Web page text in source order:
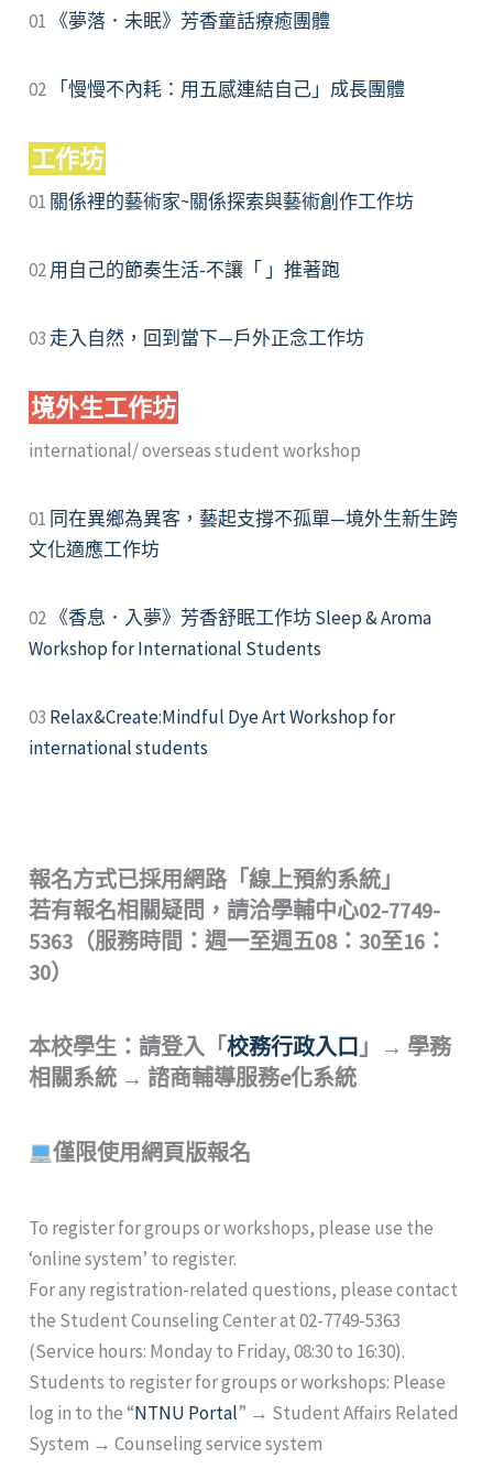
01 《夢落．未眠》芳香童話療癒團體
02 「慢慢不內耗：用五感連結自己」成長團體
工作坊
01 關係裡的藝術家~關係探索與藝術創作工作坊
02用自己的節奏生活-不讓「 」推著跑
03 走入自然，回到當下—戶外正念工作坊
境外生工作坊
international/ overseas student workshop
01 同在異鄉為異客，藝起支撐不孤單—境外生新生跨
文化適應工作坊
02 《香息．入夢》芳香舒眠工作坊 Sleep & Aroma
Workshop for International Students
03 Relax&Create:Mindful Dye Art Workshop for
international students
報名方式已採用網路「線上預約系統」
若有報名相關疑問，請洽學輔中心02-7749-
5363（服務時間：週一至週五08：30至16：
30）
本校學生：請登入「校務行政入口 」→ 學務
相關系統 → 諮商輔導服務e化系統
僅限使用網頁版報名
To register for groups or workshops, please use the
‘online system’ to register.
For any registration-related questions, please contact
the Student Counseling Center at 02-7749-5363
(Service hours: Monday to Friday, 08:30 to 16:30).
Students to register for groups or workshops: Please
log in to the “NTNU Portal” → Student Affairs Related
System → Counseling service system